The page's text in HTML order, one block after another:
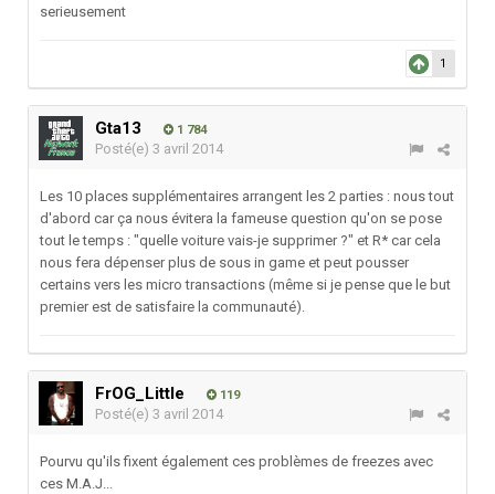
serieusement
1
Gta13 1 784
Posté(e) 3 avril 2014
Les 10 places supplémentaires arrangent les 2 parties : nous tout
d'abord car ça nous évitera la fameuse question qu'on se pose
tout le temps : "quelle voiture vais-je supprimer ?" et R* car cela
nous fera dépenser plus de sous in game et peut pousser
certains vers les micro transactions (même si je pense que le but
premier est de satisfaire la communauté).
FrOG_Little 119
Posté(e) 3 avril 2014
Pourvu qu'ils fixent également ces problèmes de freezes avec
ces M.A.J...